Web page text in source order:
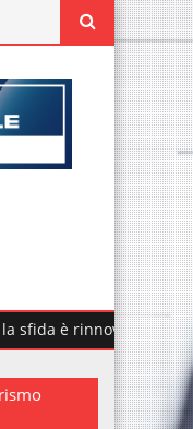
rinnovare il parco